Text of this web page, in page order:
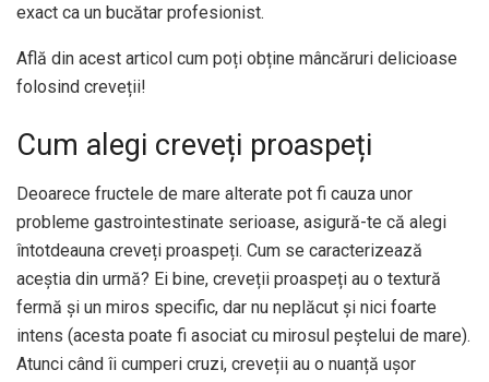
exact ca un bucătar profesionist.
Află din acest articol cum poți obține mâncăruri delicioase
folosind creveții!
Cum alegi creveți proaspeți
Deoarece fructele de mare alterate pot fi cauza unor
probleme gastrointestinate serioase, asigură-te că alegi
întotdeauna creveți proaspeți. Cum se caracterizează
aceștia din urmă? Ei bine, creveții proaspeți au o textură
fermă și un miros specific, dar nu neplăcut și nici foarte
intens (acesta poate fi asociat cu mirosul peștelui de mare).
Atunci când îi cumperi cruzi, creveții au o nuanță ușor